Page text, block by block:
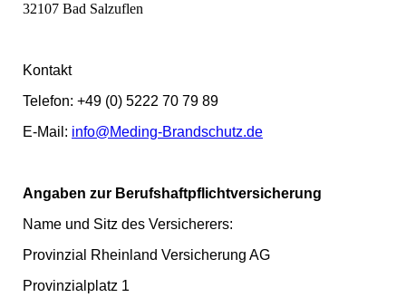
32107 Bad Salzuflen
Kontakt
Telefon: +49 (0) 5222 70 79 89
E-Mail: info@Meding-Brandschutz.de
Angaben zur Berufshaftpflichtversicherung
Name und Sitz des Versicherers:
Provinzial Rheinland Versicherung AG
Provinzialplatz 1